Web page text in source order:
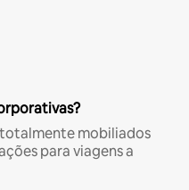
mobiliados
para viagens a